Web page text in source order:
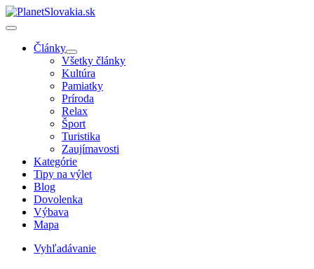
Články
Všetky články
Kultúra
Pamiatky
Príroda
Relax
Šport
Turistika
Zaujímavosti
Kategórie
Tipy na výlet
Blog
Dovolenka
Výbava
Mapa
Vyhľadávanie